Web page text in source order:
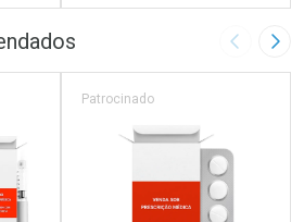
FECHAR
FECHAR
Laboratório
Por Menos
Imagem
Patrocinado